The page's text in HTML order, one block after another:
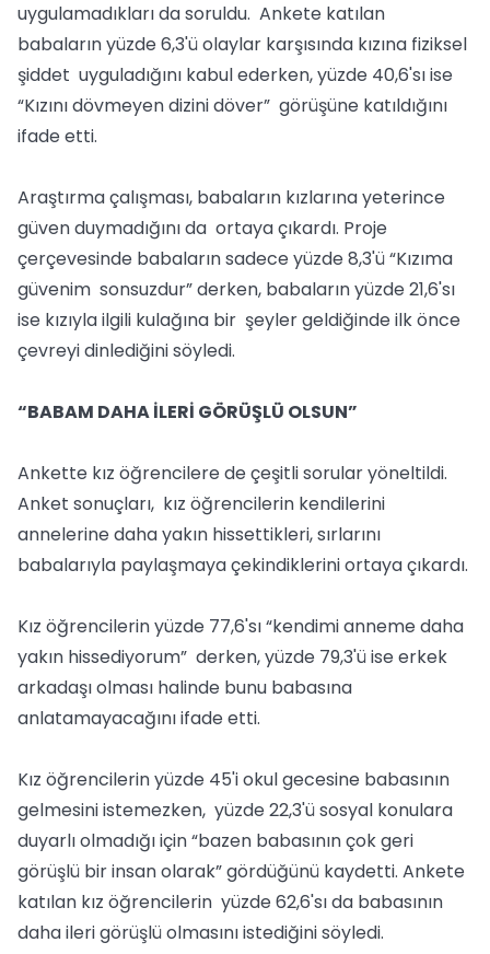
uygulamadıkları da soruldu. Ankete katılan
babaların yüzde 6,3'ü olaylar karşısında kızına fiziksel
şiddet uyguladığını kabul ederken, yüzde 40,6'sı ise
“Kızını dövmeyen dizini döver” görüşüne katıldığını
ifade etti.
Araştırma çalışması, babaların kızlarına yeterince
güven duymadığını da ortaya çıkardı. Proje
çerçevesinde babaların sadece yüzde 8,3'ü “Kızıma
güvenim sonsuzdur” derken, babaların yüzde 21,6'sı
ise kızıyla ilgili kulağına bir şeyler geldiğinde ilk önce
çevreyi dinlediğini söyledi.
“BABAM DAHA İLERİ GÖRÜŞLÜ OLSUN”
Ankette kız öğrencilere de çeşitli sorular yöneltildi.
Anket sonuçları, kız öğrencilerin kendilerini
annelerine daha yakın hissettikleri, sırlarını
babalarıyla paylaşmaya çekindiklerini ortaya çıkardı.
Kız öğrencilerin yüzde 77,6'sı “kendimi anneme daha
yakın hissediyorum” derken, yüzde 79,3'ü ise erkek
arkadaşı olması halinde bunu babasına
anlatamayacağını ifade etti.
Kız öğrencilerin yüzde 45'i okul gecesine babasının
gelmesini istemezken, yüzde 22,3'ü sosyal konulara
duyarlı olmadığı için “bazen babasının çok geri
görüşlü bir insan olarak” gördüğünü kaydetti. Ankete
katılan kız öğrencilerin yüzde 62,6'sı da babasının
daha ileri görüşlü olmasını istediğini söyledi.